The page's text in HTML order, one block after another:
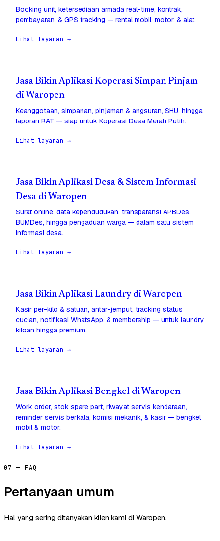
Booking unit, ketersediaan armada real-time, kontrak,
pembayaran, & GPS tracking — rental mobil, motor, & alat.
Lihat layanan →
Jasa Bikin Aplikasi Koperasi Simpan Pinjam
di Waropen
Keanggotaan, simpanan, pinjaman & angsuran, SHU, hingga
laporan RAT — siap untuk Koperasi Desa Merah Putih.
Lihat layanan →
Jasa Bikin Aplikasi Desa & Sistem Informasi
Desa di Waropen
Surat online, data kependudukan, transparansi APBDes,
BUMDes, hingga pengaduan warga — dalam satu sistem
informasi desa.
Lihat layanan →
Jasa Bikin Aplikasi Laundry di Waropen
Kasir per-kilo & satuan, antar-jemput, tracking status
cucian, notifikasi WhatsApp, & membership — untuk laundry
kiloan hingga premium.
Lihat layanan →
Jasa Bikin Aplikasi Bengkel di Waropen
Work order, stok spare part, riwayat servis kendaraan,
reminder servis berkala, komisi mekanik, & kasir — bengkel
mobil & motor.
Lihat layanan →
07 — FAQ
Pertanyaan umum
Hal yang sering ditanyakan klien kami di Waropen.